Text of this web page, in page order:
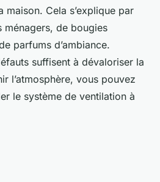
maison. Cela s’explique par
ménagers, de bougies
parfums d’ambiance.
suffisent à dévaloriser la
l’atmosphère, vous pouvez
le système de ventilation à